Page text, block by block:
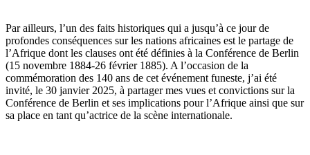
Par ailleurs, l’un des faits historiques qui a jusqu’à ce jour de
profondes conséquences sur les nations africaines est le partage de
l’Afrique dont les clauses ont été définies à la Conférence de Berlin
(15 novembre 1884-26 février 1885). A l’occasion de la
commémoration des 140 ans de cet événement funeste, j’ai été
invité, le 30 janvier 2025, à partager mes vues et convictions sur la
Conférence de Berlin et ses implications pour l’Afrique ainsi que sur
sa place en tant qu’actrice de la scène internationale.